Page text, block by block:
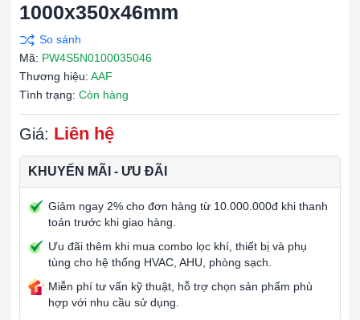
1000x350x46mm
Mã: PW4S5N0100035046
Thương hiệu: AAF
Tình trạng: Còn hàng
Giá: Liên hệ
KHUYẾN MÃI - ƯU ĐÃI
Giảm ngay 2% cho đơn hàng từ 10.000.000đ khi thanh
toán trước khi giao hàng.
Ưu đãi thêm khi mua combo lọc khí, thiết bị và phụ
tùng cho hệ thống HVAC, AHU, phòng sạch.
Miễn phí tư vấn kỹ thuật, hỗ trợ chọn sản phẩm phù
hợp với nhu cầu sử dụng.